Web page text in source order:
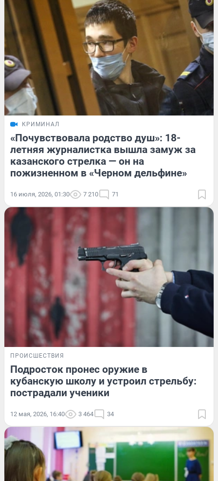
КРИМИНАЛ
«Почувствовала родство душ»: 18-
летняя журналистка вышла замуж за
казанского стрелка — он на
пожизненном в «Черном дельфине»
16 июля, 2026, 01:30 7 210 71
ПРОИСШЕСТВИЯ
Подросток пронес оружие в
кубанскую школу и устроил стрельбу:
пострадали ученики
12 мая, 2026, 16:40 3 464 34